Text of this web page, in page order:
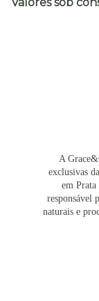
A
exclusivas
em
responsável
naturais e